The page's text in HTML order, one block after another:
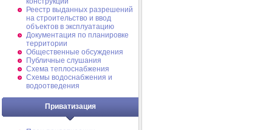
Реестр выданных разрешений
на строительство и ввод
объектов в эксплуатацию
Документация по планировке
территории
Общественные обсуждения
Публичные слушания
Схема теплоснабжения
Схемы водоснабжения и
водоотведения
Приватизация